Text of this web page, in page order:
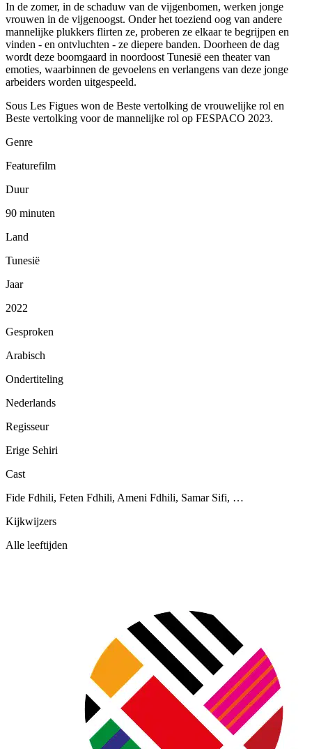
In de zomer, in de schaduw van de vijgenbomen, werken jonge
vrouwen in de vijgenoogst. Onder het toeziend oog van andere
mannelijke plukkers flirten ze, proberen ze elkaar te begrijpen en
vinden - en ontvluchten - ze diepere banden. Doorheen de dag
wordt deze boomgaard in noordoost Tunesië een theater van
emoties, waarbinnen de gevoelens en verlangens van deze jonge
arbeiders worden uitgespeeld.
Sous Les Figues won de Beste vertolking de vrouwelijke rol en
Beste vertolking voor de mannelijke rol op FESPACO 2023.
Genre
Featurefilm
Duur
90 minuten
Land
Tunesië
Jaar
2022
Gesproken
Arabisch
Ondertiteling
Nederlands
Regisseur
Erige Sehiri
Cast
Fide Fdhili, Feten Fdhili, Ameni Fdhili, Samar Sifi, …
Kijkwijzers
Alle leeftijden